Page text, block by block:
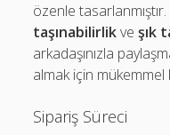
özenle
taşınabilirlikveşık
arkadaşınızla
almak için mükemmel
Sipariş Süreci